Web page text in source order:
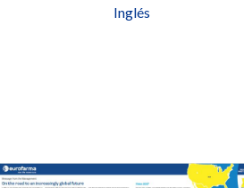
Inglés